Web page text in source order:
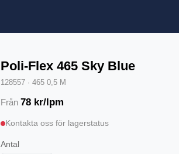
Poli-Flex 465 Sky Blue
128557 · 465 0,5 M
Från 78 kr/lpm
Kontakta oss för lagerstatus
Antal